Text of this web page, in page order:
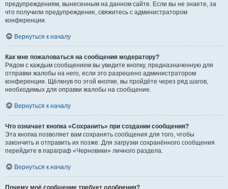
предупреждениям, вынесенным на данном сайте. Если вы не знаете, за
что получили предупреждение, свяжитесь с администратором
конференции.
Вернуться к началу
Как мне пожаловаться на сообщения модератору?
Рядом с каждым сообщением вы увидите кнопку, предназначенную для
отправки жалобы на него, если это разрешено администратором
конференции. Щёлкнув по этой кнопке, вы пройдёте через ряд шагов,
необходимых для оправки жалобы на сообщение.
Вернуться к началу
Что означает кнопка «Сохранить» при создании сообщения?
Эта кнопка позволяет вам сохранять сообщения для того, чтобы
закончить и отправить их позже. Для загрузки сохранённого сообщения
перейдите в параграф «Черновики» личного раздела.
Вернуться к началу
Почему моё сообщение требует одобрения?